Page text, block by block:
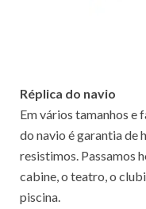
Réplica do navio
Em vários tamanhos e
do navio é garantia de
resistimos. Passamos
cabine, o teatro, o
piscina.